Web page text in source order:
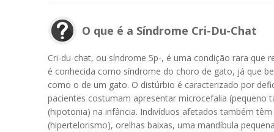
O que é a Síndrome Cri-Du-Chat
Cri-du-chat, ou síndrome 5p-, é uma condição rara
é conhecida como síndrome do choro de gato, já que
como o de um gato. O distúrbio é caracterizado por
pacientes costumam apresentar microcefalia
(hipotonia) na infância. Indivíduos afetados também
(hipertelorismo), orelhas baixas, uma mandíbula